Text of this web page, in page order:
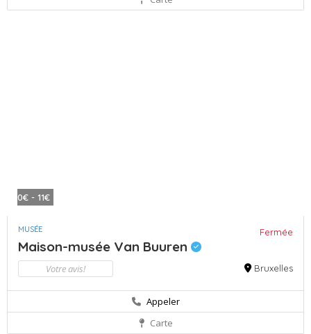
0€ - 11€
MUSÉE Fermée
Maison-musée Van Buuren
Votre avis! Bruxelles
Appeler
Carte